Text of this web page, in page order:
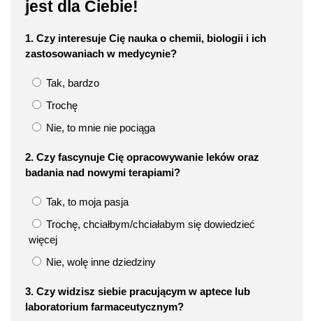
jest dla Ciebie!
1. Czy interesuje Cię nauka o chemii, biologii i ich
zastosowaniach w medycynie?
Tak, bardzo
Trochę
Nie, to mnie nie pociąga
2. Czy fascynuje Cię opracowywanie leków oraz
badania nad nowymi terapiami?
Tak, to moja pasja
Trochę, chciałbym/chciałabym się dowiedzieć
więcej
Nie, wolę inne dziedziny
3. Czy widzisz siebie pracującym w aptece lub
laboratorium farmaceutycznym?